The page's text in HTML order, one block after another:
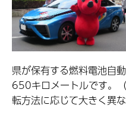
県が保有する燃料電池自
650キロメートルです。
転方法に応じて大きく異な